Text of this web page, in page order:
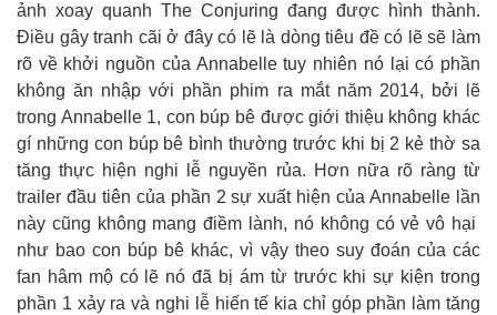
ảnh xoay quanh The Conjuring đang được hình thành.
Điều gây tranh cãi ở đây có lẽ là dòng tiêu đề có lẽ sẽ làm
rõ về khởi nguồn của Annabelle tuy nhiên nó lại có phần
không ăn nhập với phần phim ra mắt năm 2014, bởi lẽ
trong Annabelle 1, con búp bê được giới thiệu không khác
gí những con búp bê bình thường trước khi bị 2 kẻ thờ sa
tăng thực hiện nghi lễ nguyền rủa. Hơn nữa rõ ràng từ
trailer đầu tiên của phần 2 sự xuất hiện của Annabelle lần
này cũng không mang điềm lành, nó không có vẻ vô hại
như bao con búp bê khác, vì vậy theo suy đoán của các
fan hâm mộ có lẽ nó đã bị ám từ trước khi sự kiện trong
phần 1 xảy ra và nghi lễ hiến tế kia chỉ góp phần làm tăng